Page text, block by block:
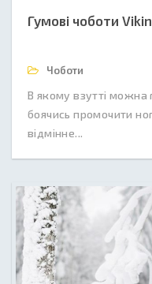
Гумові чоботи
Чоботи
В якому взутті можна
боячись промочити
відмінне...